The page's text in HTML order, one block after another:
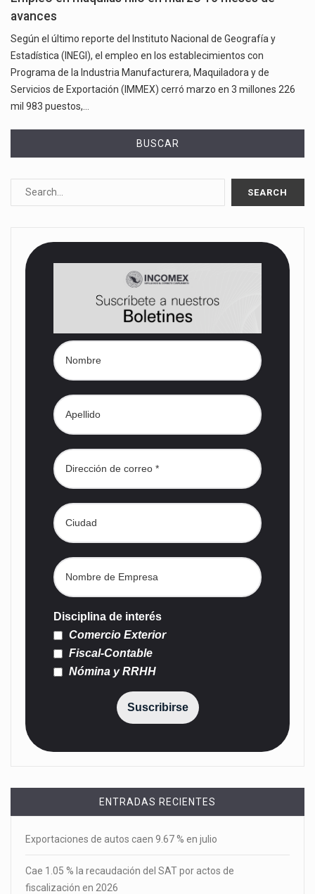
avances
Según el último reporte del Instituto Nacional de Geografía y
Estadística (INEGI), el empleo en los establecimientos con
Programa de la Industria Manufacturera, Maquiladora y de
Servicios de Exportación (IMMEX) cerró marzo en 3 millones 226
mil 983 puestos,…
BUSCAR
Disciplina de interés
Comercio Exterior
Fiscal-Contable
Nómina y RRHH
Suscribirse
ENTRADAS RECIENTES
Exportaciones de autos caen 9.67 % en julio
Cae 1.05 % la recaudación del SAT por actos de
fiscalización en 2026